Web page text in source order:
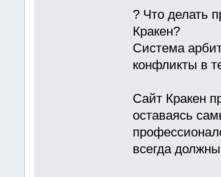
? Что делать
Кракен?
Система
конфликты в
Сайт Кракен
оставаясь
всегда